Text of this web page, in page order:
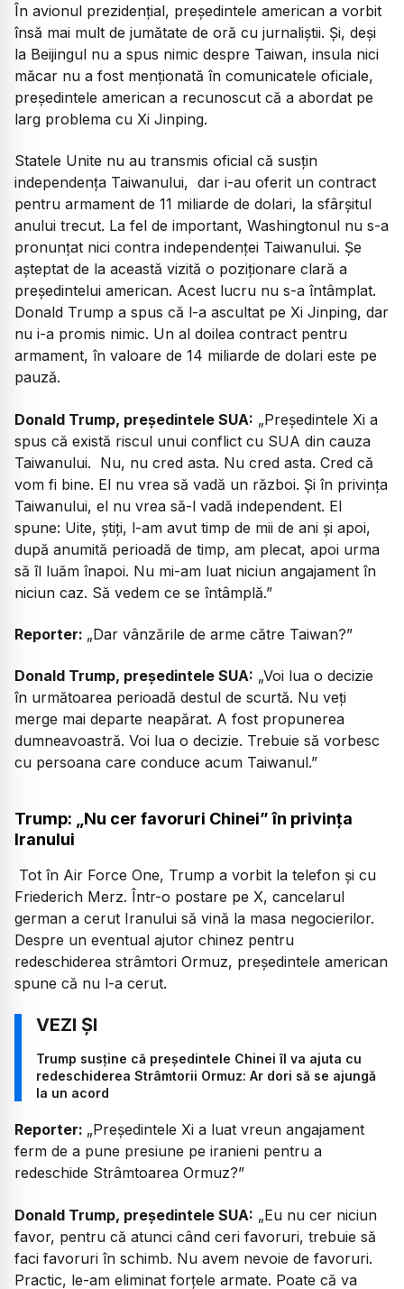
În avionul prezidențial, președintele american a vorbit
însă mai mult de jumătate de oră cu jurnaliștii. Și, deși
la Beijingul nu a spus nimic despre Taiwan, insula nici
măcar nu a fost menționată în comunicatele oficiale,
președintele american a recunoscut că a abordat pe
larg problema cu Xi Jinping.
Statele Unite nu au transmis oficial că susțin
independența Taiwanului, dar i-au oferit un contract
pentru armament de 11 miliarde de dolari, la sfârșitul
anului trecut. La fel de important, Washingtonul nu s-a
pronunțat nici contra independenței Taiwanului. Șe
așteptat de la această vizită o poziționare clară a
președintelui american. Acest lucru nu s-a întâmplat.
Donald Trump a spus că l-a ascultat pe Xi Jinping, dar
nu i-a promis nimic. Un al doilea contract pentru
armament, în valoare de 14 miliarde de dolari este pe
pauză.
Donald Trump, președintele SUA: „Președintele Xi a
spus că există riscul unui conflict cu SUA din cauza
Taiwanului. Nu, nu cred asta. Nu cred asta. Cred că
vom fi bine. El nu vrea să vadă un război. Și în privința
Taiwanului, el nu vrea să-l vadă independent. El
spune: Uite, știți, l-am avut timp de mii de ani și apoi,
după anumită perioadă de timp, am plecat, apoi urma
să îl luăm înapoi. Nu mi-am luat niciun angajament în
niciun caz. Să vedem ce se întâmplă.”
Reporter: „Dar vânzările de arme către Taiwan?”
Donald Trump, președintele SUA: „Voi lua o decizie
în următoarea perioadă destul de scurtă. Nu veți
merge mai departe neapărat. A fost propunerea
dumneavoastră. Voi lua o decizie. Trebuie să vorbesc
cu persoana care conduce acum Taiwanul.”
Trump: „Nu cer favoruri Chinei” în privința
Iranului
Tot în Air Force One, Trump a vorbit la telefon și cu
Friederich Merz. Într-o postare pe X, cancelarul
german a cerut Iranului să vină la masa negocierilor.
Despre un eventual ajutor chinez pentru
redeschiderea strâmtori Ormuz, președintele american
spune că nu l-a cerut.
Trump susține că președintele Chinei îl va ajuta cu
redeschiderea Strâmtorii Ormuz: Ar dori să se ajungă
la un acord
Reporter: „Președintele Xi a luat vreun angajament
ferm de a pune presiune pe iranieni pentru a
redeschide Strâmtoarea Ormuz?”
Donald Trump, președintele SUA: „Eu nu cer niciun
favor, pentru că atunci când ceri favoruri, trebuie să
faci favoruri în schimb. Nu avem nevoie de favoruri.
Practic, le-am eliminat forțele armate. Poate că va